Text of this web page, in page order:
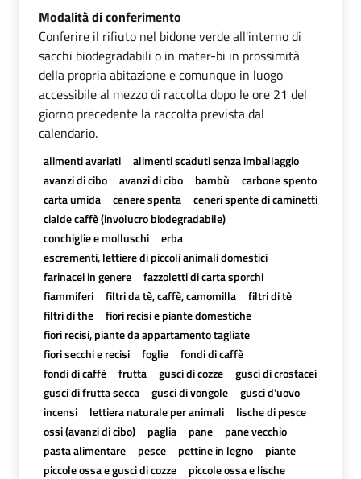
Modalità di conferimento
Conferire il rifiuto nel bidone verde all'interno di
sacchi biodegradabili o in mater-bi in prossimità
della propria abitazione e comunque in luogo
accessibile al mezzo di raccolta dopo le ore 21 del
giorno precedente la raccolta prevista dal
calendario.
alimenti avariati
alimenti scaduti senza imballaggio
avanzi di cibo
avanzi di cibo bambù
carbone spento
carta umida
cenere spenta
ceneri spente di caminetti
cialde caffè (involucro biodegradabile)
conchiglie e molluschi
erba
escrementi, lettiere di piccoli animali domestici
farinacei in genere
fazzoletti di carta sporchi
fiammiferi
filtri da tè, caffè, camomilla
filtri di tè
filtri di the
fiori recisi e piante domestiche
fiori recisi, piante da appartamento tagliate
fiori secchi e recisi
foglie
fondi di caffè
fondi di caffè
frutta gusci di cozze
gusci di crostacei
gusci di frutta secca
gusci di vongole
gusci d'uovo
incensi
lettiera naturale per animali
lische di pesce
ossi (avanzi di cibo)
paglia pane
pane vecchio
pasta alimentare
pesce pettine in legno
piante
piccole ossa e gusci di cozze
piccole ossa e lische